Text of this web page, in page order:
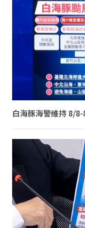
白海豚海警維持 8/